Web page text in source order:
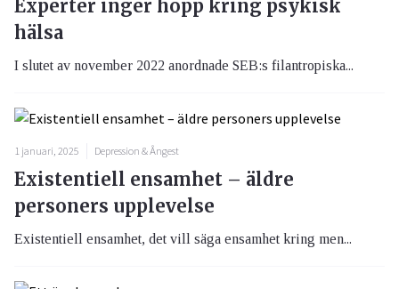
Experter inger hopp kring psykisk
hälsa
I slutet av november 2022 anordnade SEB:s filantropiska...
1 januari, 2025 Depression & Ångest
Existentiell ensamhet – äldre
personers upplevelse
Existentiell ensamhet, det vill säga ensamhet kring men...